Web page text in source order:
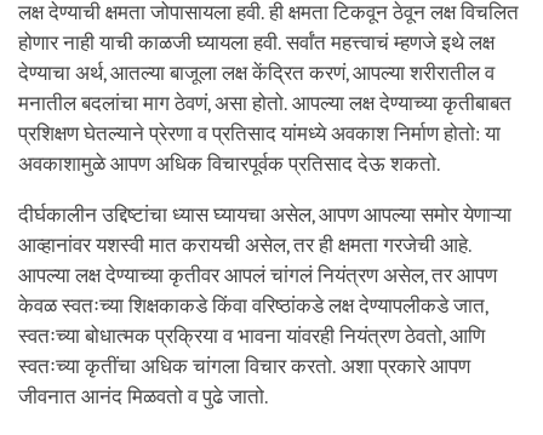
लक्ष देण्याची क्षमता जोपासायला हवी. ही क्षमता टिकवून ठेवून लक्ष विचलित
होणार नाही याची काळजी घ्यायला हवी. सर्वांत महत्त्वाचं म्हणजे इथे लक्ष
देण्याचा अर्थ, आतल्या बाजूला लक्ष केंद्रित करणं, आपल्या शरीरातील व
मनातील बदलांचा माग ठेवणं, असा होतो. आपल्या लक्ष देण्याच्या कृतीबाबत
प्रशिक्षण घेतल्याने प्रेरणा व प्रतिसाद यांमध्ये अवकाश निर्माण होतो: या
अवकाशामुळे आपण अधिक विचारपूर्वक प्रतिसाद देऊ शकतो.
दीर्घकालीन उद्दिष्टांचा ध्यास घ्यायचा असेल, आपण आपल्या समोर येणाऱ्या
आव्हानांवर यशस्वी मात करायची असेल, तर ही क्षमता गरजेची आहे.
आपल्या लक्ष देण्याच्या कृतीवर आपलं चांगलं नियंत्रण असेल, तर आपण
केवळ स्वतःच्या शिक्षकाकडे किंवा वरिष्ठांकडे लक्ष देण्यापलीकडे जात,
स्वतःच्या बोधात्मक प्रक्रिया व भावना यांवरही नियंत्रण ठेवतो, आणि
स्वतःच्या कृतींचा अधिक चांगला विचार करतो. अशा प्रकारे आपण
जीवनात आनंद मिळवतो व पुढे जातो.